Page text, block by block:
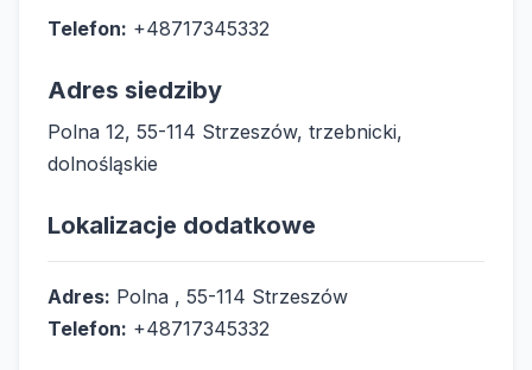
Telefon: +48717345332
Adres siedziby
Polna 12, 55-114 Strzeszów, trzebnicki,
dolnośląskie
Lokalizacje dodatkowe
Adres: Polna , 55-114 Strzeszów
Telefon: +48717345332